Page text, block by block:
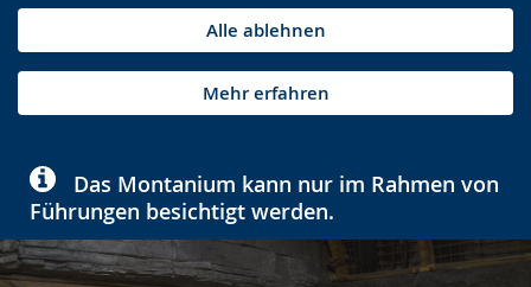
Alle ablehnen
Mehr erfahren
Das Montanium kann nur im Rahmen von
Führungen besichtigt werden.